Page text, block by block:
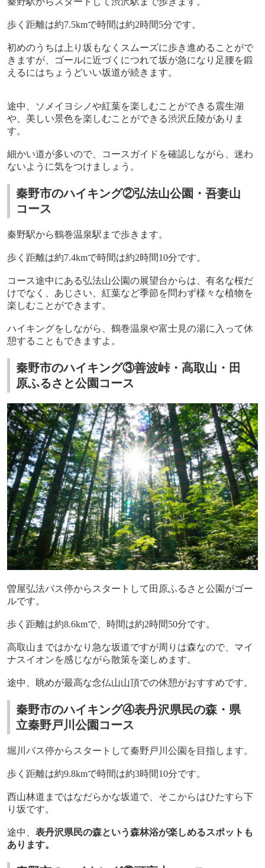
歩く距離は約7.5kmで時間は約2時間5分です。
初めのうちは上り坂もなくスムーズに歩き進めることがで
きますが、ゴールに近づくにつれて坂が急になり足腰を鍛
えるにはちょうどいい坂道が続きます。
途中、ソメイヨシノや紅葉を楽しむことができる震生湖
や、美しい景色を楽しむことができる渋沢丘陵がありま
す。
細かい道が多いので、コースガイドを確認しながら、迷わ
ないように気をつけましょう。
秦野市のハイキング②弘法山公園・吾妻山
コース
秦野駅から鶴巻温泉駅まで歩きます。
歩く距離は約7.4kmで時間は約2時間10分です。
コース途中にある弘法山公園の展望台からは、有名な桜だ
けでなく、あじさい、紅葉など季節を問わず様々な植物を
楽しむことができます。
ハイキングをしながら、鶴巻温泉や富士見の湯に入って休
憩することもできますよ。
秦野市のハイキング③善波峠・高取山・田
原ふるさと公園コース
曽屋弘法バス停からスタートして田原ふるさと公園がゴー
ルです。
歩く距離は約8.6kmで、時間は約2時間50分です。
高取山まではかなり急な坂道ですが周りは森なので、マイ
ナスイオンを感じながら散策を楽しめます。
途中、眺めが最高な念仏山山頂での休憩がおすすめです。
秦野市のハイキング④表丹沢県民の森・県
立秦野戸川公園コース
堀川バス停からスタートして秦野戸川公園を目指します。
歩く距離は約9.8kmで時間は約3時間10分です。
西山林道まではなだらかな坂道で、そこからはひたすら下
り坂です。
途中、 表丹沢県民の森という森林浴が楽しめるスポットも
あります。